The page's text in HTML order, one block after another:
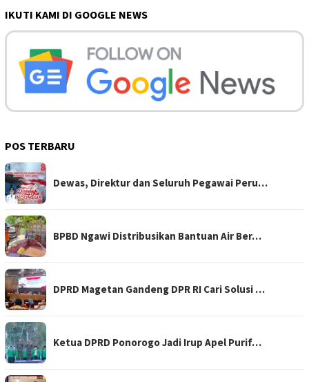
IKUTI KAMI DI GOOGLE NEWS
POS TERBARU
Dewas, Direktur dan Seluruh Pegawai Peru…
BPBD Ngawi Distribusikan Bantuan Air Ber…
DPRD Magetan Gandeng DPR RI Cari Solusi …
Ketua DPRD Ponorogo Jadi Irup Apel Purif…